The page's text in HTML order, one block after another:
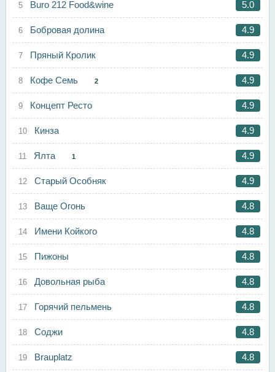
Buro 212 Food&wine 5.0
Бобровая долина 4.9
Пряный Кролик 4.9
Кофе Семь 2 4.9
Концепт Ресто 4.9
Кинза 4.9
Ялта 1 4.9
Старый Особняк 4.9
Ваще Огонь 4.8
Имени Койкого 4.8
Пижоны 4.8
Довольная рыба 4.8
Горячий пельмень 4.8
Соджи 4.8
Brauplatz 4.8